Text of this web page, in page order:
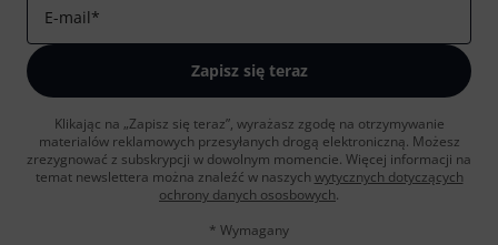
E-mail*
Zapisz się teraz
Klikając na „Zapisz się teraz”, wyrażasz zgodę na otrzymywanie
materialów reklamowych przesyłanych drogą elektroniczną. Możesz
zrezygnować z subskrypcji w dowolnym momencie. Więcej informacji na
temat newslettera można znaleźć w naszych wytycznych dotyczących
ochrony danych ososbowych.
* Wymagany